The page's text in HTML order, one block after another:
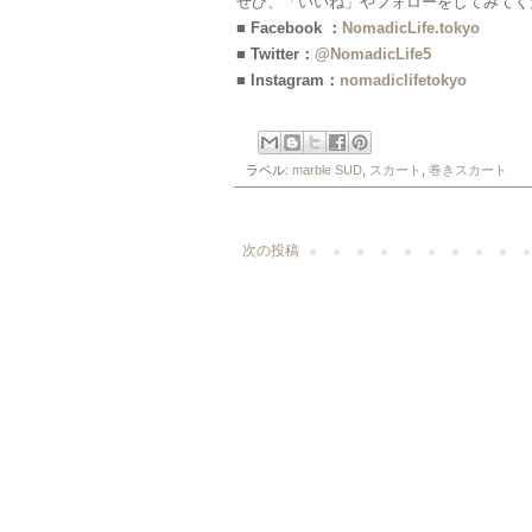
■ Facebook ： NomadicLife.tokyo
■ Twitter： @NomadicLife5
■ Instagram： nomadiclifetokyo
ラベル: marble SUD スカート 巻きスカート
次の投稿